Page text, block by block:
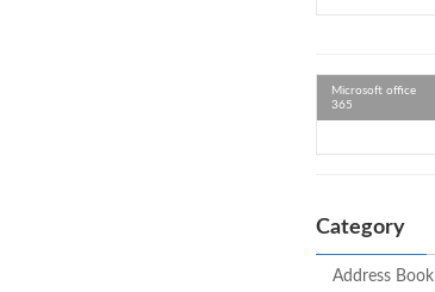
Microsoft office
365
Category
Address Book